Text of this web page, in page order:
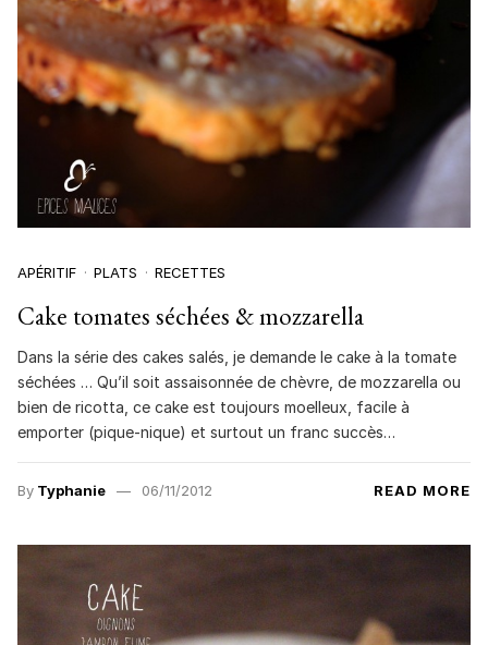
APÉRITIF PLATS RECETTES
Cake tomates séchées & mozzarella
Dans la série des cakes salés, je demande le cake à la tomate
séchées … Qu’il soit assaisonnée de chèvre, de mozzarella ou
bien de ricotta, ce cake est toujours moelleux, facile à
emporter (pique-nique) et surtout un franc succès…
By Typhanie 06/11/2012 READ MORE